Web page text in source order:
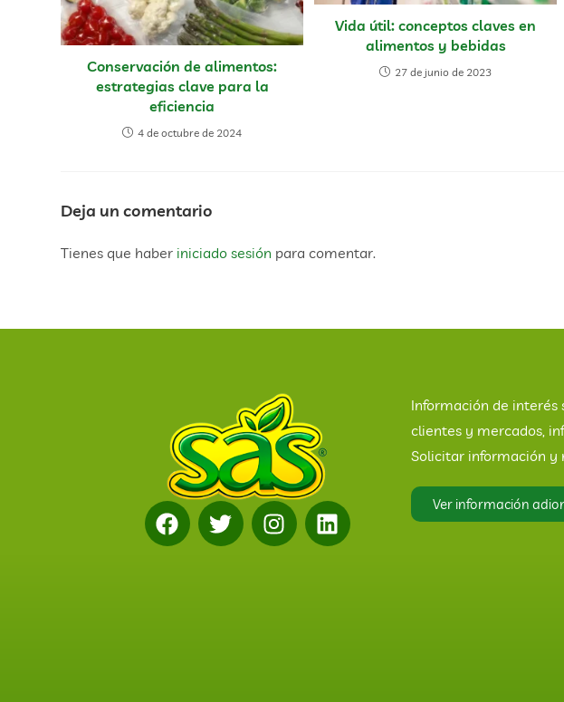
Conservación de alimentos:
estrategias clave para la
eficiencia
4 de octubre de 2024
Vida útil: conceptos claves en
alimentos y bebidas
27 de junio de 2023
Deja un comentario
Tienes que haber iniciado sesión para comentar.
Información de interés
clientes y mercados,
Solicitar información y
Ver información